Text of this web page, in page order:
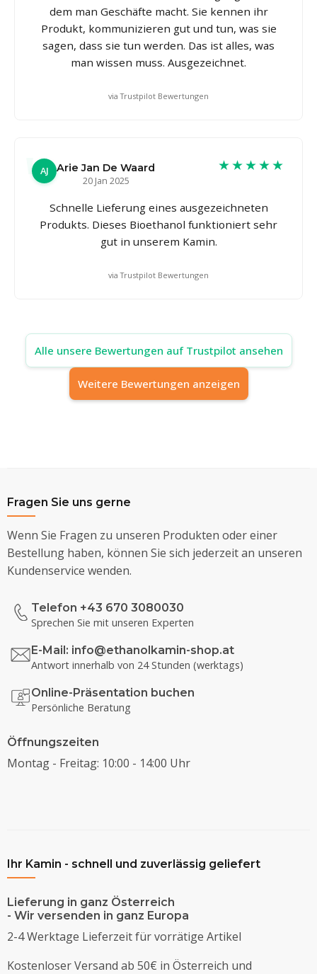
dem man Geschäfte macht. Sie kennen ihr
Produkt, kommunizieren gut und tun, was sie
sagen, dass sie tun werden. Das ist alles, was
man wissen muss. Ausgezeichnet.
via Trustpilot Bewertungen
AJ
Arie Jan De Waard
20 Jan 2025
★★★★★
Schnelle Lieferung eines ausgezeichneten
Produkts. Dieses Bioethanol funktioniert sehr
gut in unserem Kamin.
via Trustpilot Bewertungen
Alle unsere Bewertungen auf Trustpilot ansehen
Weitere Bewertungen anzeigen
Fragen Sie uns gerne
Wenn Sie Fragen zu unseren Produkten oder einer
Bestellung haben, können Sie sich jederzeit an unseren
Kundenservice wenden.
Telefon +43 670 3080030
Sprechen Sie mit unseren Experten
E-Mail: info@ethanolkamin-shop.at
Antwort innerhalb von 24 Stunden (werktags)
Online-Präsentation buchen
Persönliche Beratung
Öffnungszeiten
Montag - Freitag: 10:00 - 14:00 Uhr
Ihr Kamin - schnell und zuverlässig geliefert
Lieferung in ganz Österreich
- Wir versenden in ganz Europa
2-4 Werktage Lieferzeit für vorrätige Artikel
Kostenloser Versand ab 50€ in Österreich und